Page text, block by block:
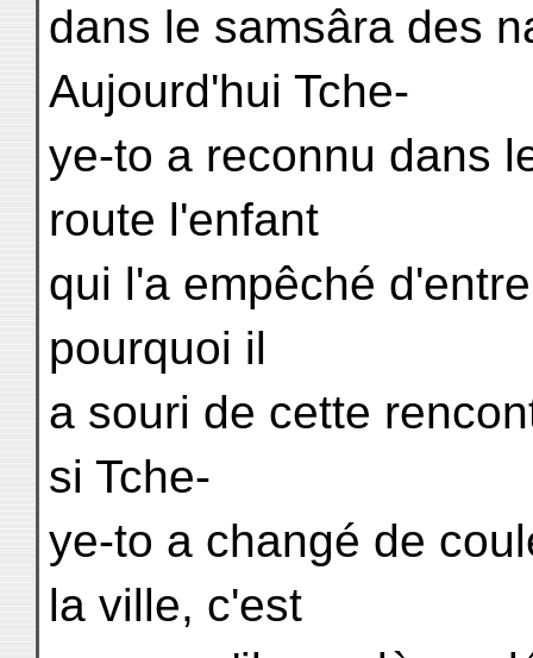
dans le samsâra des
Aujourd'hui Tche-
ye-to a reconnu dans
route l'enfant
qui l'a empêché
pourquoi il
a souri de cette
si Tche-
ye-to a changé de
la ville, c'est